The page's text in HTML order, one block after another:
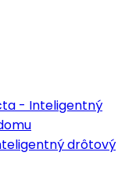
- Inteligentný
drôtový